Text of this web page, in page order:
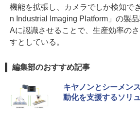
機能を拡張し、カメラでしか検知で
n Industrial Imaging Platform」の製
Aに認識させることで、生産効率の
すとしている。
編集部のおすすめ記事
キヤノンとシーメン
動化を支援するソリ